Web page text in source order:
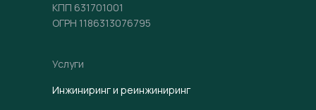
КПП 631701001
ОГРН 1186313076795
Услуги
Инжиниринг и реинжиниринг